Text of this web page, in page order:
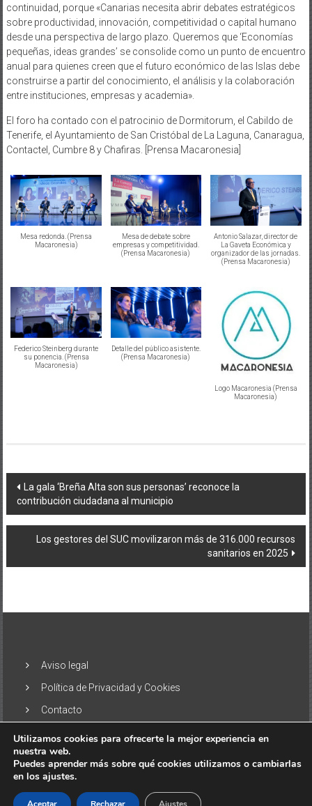
continuidad, porque «Canarias necesita abrir debates estratégicos
sobre productividad, innovación, competitividad o capital humano
desde una perspectiva de largo plazo. Queremos que ‘Economías
pequeñas, ideas grandes’ se consolide como un punto de encuentro
anual para quienes creen que el futuro económico de las Islas debe
construirse a partir del conocimiento, el análisis y la colaboración
entre instituciones, empresas y academia».
El foro ha contado con el patrocinio de Dormitorum, el Cabildo de
Tenerife, el Ayuntamiento de San Cristóbal de La Laguna, Canaragua,
Contactel, Cumbre 8 y Chafiras. [Prensa Macaronesia]
Mesa redonda. (Prensa
Macaronesia)
Mesa de debate sobre
empresas y competitividad.
(Prensa Macaronesia)
Antonio Salazar, director de
La Gaveta Económica y
organizador de las jornadas.
(Prensa Macaronesia)
Federico Steinberg durante
su ponencia. (Prensa
Macaronesia)
Detalle del público asistente.
(Prensa Macaronesia)
Logo Macaronesia (Prensa
Macaronesia)
Navegación
de
entradas
La gala ‘Breña Alta son sus personas’ reconoce la
contribución ciudadana al municipio
Los gestores del SUC movilizaron más de 316.000 recursos
sanitarios en 2025
Aviso legal
Política de Privacidad y Cookies
Contacto
Copyright © 2026
los derechos reservados. Tema:
ColorNews
Utilizamos cookies para ofrecerte la mejor experiencia en
nuestra web.
Puedes aprender más sobre qué cookies utilizamos o cambiarlas
en los ajustes.
Aceptar Rechazar Ajustes